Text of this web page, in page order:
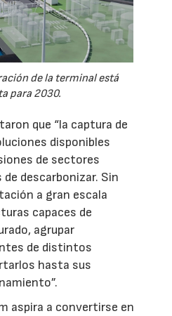
de la terminal está
para 2030.
que “la captura de
disponibles
de sectores
descarbonizar. Sin
a gran escala
capaces de
agrupar
de distintos
hasta sus
aspira a convertirse en